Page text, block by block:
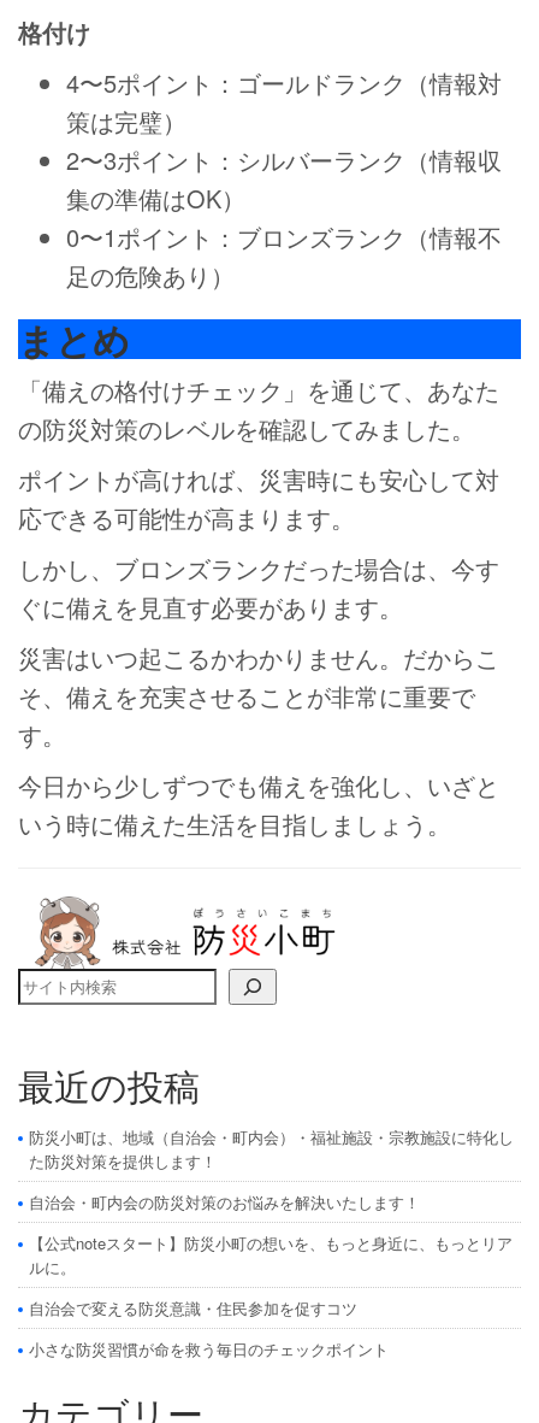
格付け
4〜5ポイント：ゴールドランク（情報対
策は完璧）
2〜3ポイント：シルバーランク（情報収
集の準備はOK）
0〜1ポイント：ブロンズランク（情報不
足の危険あり）
まとめ
「備えの格付けチェック」を通じて、あなた
の防災対策のレベルを確認してみました。
ポイントが高ければ、災害時にも安心して対
応できる可能性が高まります。
しかし、ブロンズランクだった場合は、今す
ぐに備えを見直す必要があります。
災害はいつ起こるかわかりません。だからこ
そ、備えを充実させることが非常に重要で
す。
今日から少しずつでも備えを強化し、いざと
いう時に備えた生活を目指しましょう。
検索
最近の投稿
防災小町は、地域（自治会・町内会）・福祉施設・宗教施設に特化し
た防災対策を提供します！
自治会・町内会の防災対策のお悩みを解決いたします！
【公式noteスタート】防災小町の想いを、もっと身近に、もっとリア
ルに。
自治会で変える防災意識・住民参加を促すコツ
小さな防災習慣が命を救う毎日のチェックポイント